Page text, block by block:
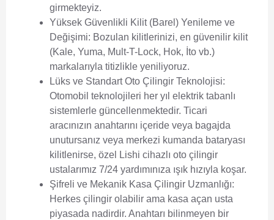
girmekteyiz.
Yüksek Güvenlikli Kilit (Barel) Yenileme ve
Değişimi: Bozulan kilitlerinizi, en güvenilir kilit
(Kale, Yuma, Mult-T-Lock, Hok, İto vb.)
markalarıyla titizlikle yeniliyoruz.
Lüks ve Standart Oto Çilingir Teknolojisi:
Otomobil teknolojileri her yıl elektrik tabanlı
sistemlerle güncellenmektedir. Ticari
aracınızın anahtarını içeride veya bagajda
unutursanız veya merkezi kumanda bataryası
kilitlenirse, özel Lishi cihazlı oto çilingir
ustalarımız 7/24 yardımınıza ışık hızıyla koşar.
Şifreli ve Mekanik Kasa Çilingir Uzmanlığı:
Herkes çilingir olabilir ama kasa açan usta
piyasada nadirdir. Anahtarı bilinmeyen bir